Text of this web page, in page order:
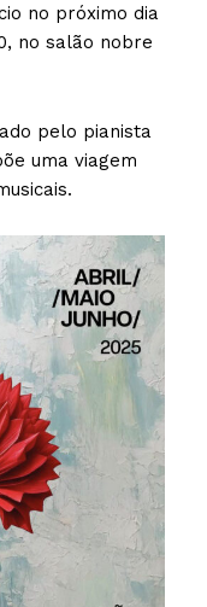
no próximo dia
no salão nobre
pelo pianista
uma viagem